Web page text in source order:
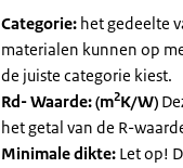
Categorie: het gedeelte
materialen kunnen op
de juiste categorie kiest.
Rd- Waarde: (m2K/W)
het getal van de R-
Minimale dikte: Let op!